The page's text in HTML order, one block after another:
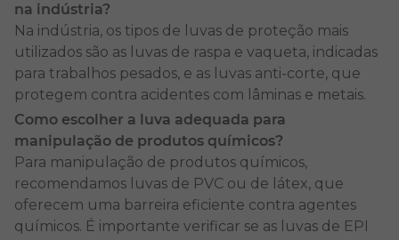
Com essas funcionalidades, a luva de proteção
torna indispensável em setores como indústria,
construção civil, área hospitalar, setor alimentício,
químico, entre outros. É possível encontrá-la em
diferentes materiais para se adaptar às necessidades
de cada ambiente de trabalho.
Segurança e qualidade no
Shopping da Segurança
na indústria?
Na indústria, os tipos de luvas de proteção mais
utilizados são as luvas de raspa e vaqueta, indicadas
para trabalhos pesados, e as luvas anti-corte, que
protegem contra acidentes com lâminas e metais.
Como escolher a luva adequada para
manipulação de produtos químicos?
Para manipulação de produtos químicos,
recomendamos luvas de PVC ou de látex, que
oferecem uma barreira eficiente contra agentes
químicos. É importante verificar se as luvas de EPI